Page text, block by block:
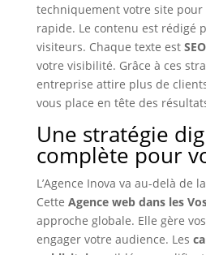
techniquement votre site
rapide. Le contenu est rédigé
visiteurs. Chaque texte est
votre visibilité. Grâce à ces
entreprise attire plus de
vous place en tête des
Une stratégie
complète pour
L’Agence Inova va au-delà de
Cette Agence web dans les
approche globale. Elle gère
engager votre audience. Les